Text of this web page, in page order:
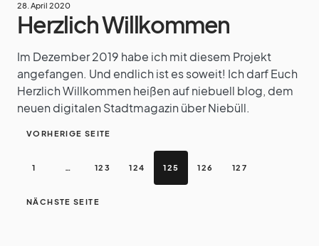
28. April 2020
Herzlich Willkommen
Im Dezember 2019 habe ich mit diesem Projekt
angefangen. Und endlich ist es soweit! Ich darf Euch
Herzlich Willkommen heißen auf niebuell blog, dem
neuen digitalen Stadtmagazin über Niebüll.
VORHERIGE SEITE
1 … 123 124 125 126 127
NÄCHSTE SEITE